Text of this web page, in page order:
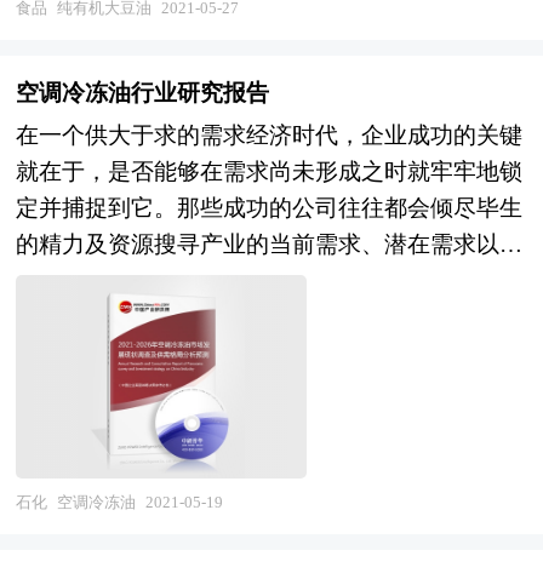
为网游产业投资者寻找新的投资机会。为战略投资
供准确的市场情报信息及科学的决策依据，同时对
银行信贷部门也具有极大的参考价值。
豆油行业市场进入和市场开拓策略，对行业未来发
业发展研究部门人员、市场投资人士、投行及咨询
行业人士、投资专家等提供各行业丰富翔实的市场
研究资料和商业竞争情报；为国内外的行业企业、
研究机构、社会团体和政府部门提供专业的行业市
场研究、商业分析、投资咨询、市场战略咨询等服
务。 本研究咨询报告由中研普华咨询公司领衔撰
写，在大量周密的市场调研基础上，主要依据了国
家统计局、国家商务部、国家发改委、国家经济信
息中心、国务院发展研究中心、国家海关总署、全
国商业信息中心、中国经济景气监测中心、中国行
业研究网、国内外相关报刊杂志的基础信息、纯有
食品 纯有机大豆油 2021-05-27
空调冷冻油行业研究报告
在一个供大于求的需求经济时代，企业成功的关键
就在于，是否能够在需求尚未形成之时就牢牢地锁
定并捕捉到它。那些成功的公司往往都会倾尽毕生
的精力及资源搜寻产业的当前需求、潜在需求以及
新的需求！ 随着空调冷冻油行业竞争的不断加
剧，国内优秀的行业企业愈来愈重视对市场的研
究，特别是对企业发展环境和客户需求趋势变化的
深入研究。正因为如此，一大批国内优秀的行业企
业迅速崛起，逐渐成为行业中的翘楚！ 本报告利
用中研普华长期对空调冷冻油行业市场跟踪搜集的
一手市场数据，应用先进的科学分析模型，全面而
石化 空调冷冻油 2021-05-19